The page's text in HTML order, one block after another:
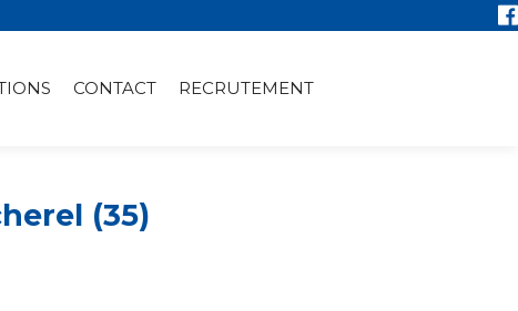
CONTACT RECRUTEMENT
(35)